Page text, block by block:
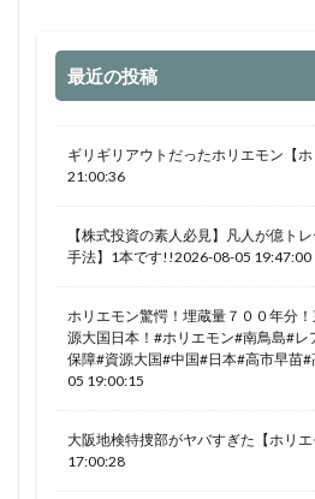
最近の投稿
ギリギリアウトだったホリエモン【
21:00:36
【株式投資の素人必見】凡人が億ト
手法】1本です!!2026-08-05 19:47:00
ホリエモン驚愕！埋蔵量７００年分
源大国日本！#ホリエモン#南鳥島#
保障#資源大国#中国#日本#高市早苗
05 19:00:15
大阪地検特捜部がヤバすぎた【ホリ
17:00:28